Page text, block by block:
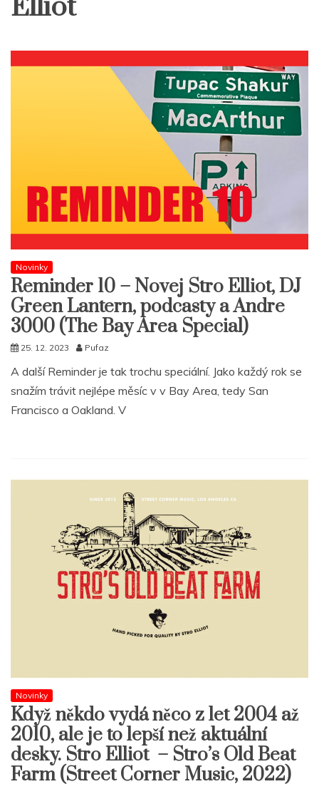
Elliot
Novinky
Reminder 10 – Novej Stro Elliot, DJ
Green Lantern, podcasty a Andre
3000 (The Bay Area Special)
25. 12. 2023 Pufaz
A další Reminder je tak trochu speciální. Jako každý rok se
snažím trávit nejlépe měsíc v v Bay Area, tedy San
Francisco a Oakland. V
Novinky
Když někdo vydá něco z let 2004 až
2010, ale je to lepší než aktuální
desky. Stro Elliot – Stro’s Old Beat
Farm (Street Corner Music, 2022)